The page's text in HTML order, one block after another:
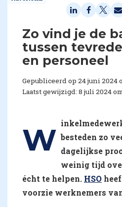
Zo vind je de
tussen
en personeel
Gepubliceerd op 24 juni 2024
Laatst gewijzigd: 8 juli 2024
W besteden zo
dagelijkse
weinig tijd
écht te helpen. HSO
voorzie werknemers